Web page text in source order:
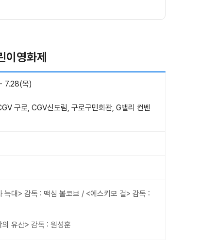
이영화제
7.28(목)
구로, CGV신도림, 구로구민회관, G밸리 컨벤
늑대> 감독 : 맥심 볼코브 / <에스키모 걸> 감독 :
유산> 감독 : 원성훈